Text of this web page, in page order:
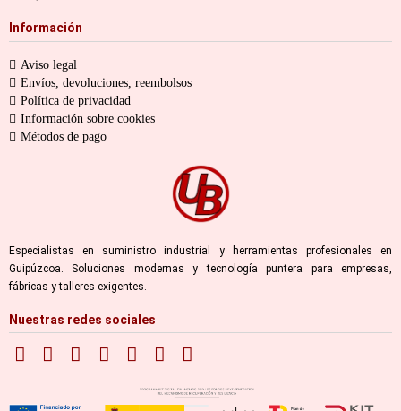
Información
Aviso legal
Envíos, devoluciones, reembolsos
Política de privacidad
Información sobre cookies
Métodos de pago
Especialistas en suministro industrial y herramientas profesionales en
Guipúzcoa. Soluciones modernas y tecnología puntera para empresas,
fábricas y talleres exigentes.
Nuestras redes sociales